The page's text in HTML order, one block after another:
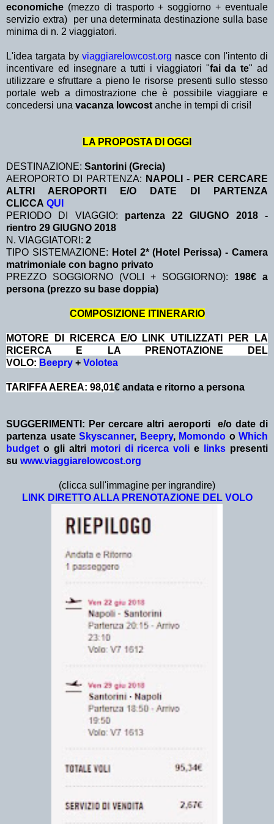
economiche (mezzo di trasporto + soggiorno + eventuale
servizio extra)
per una determinata destinazione sulla base
minima di n. 2 viaggiatori.
L'idea targata by viaggiarelowcost.org nasce con l'intento di
incentivare ed insegnare a tutti i viaggiatori "fai da te" ad
utilizzare e sfruttare a pieno le risorse presenti sullo stesso
portale web a dimostrazione che è possibile viaggiare e
concedersi una vacanza lowcost anche in tempi di crisi!
LA PROPOSTA DI OGGI
DESTINAZIONE: Santorini (Grecia)
AEROPORTO DI PARTENZA: NAPOLI - PER CERCARE
ALTRI AEROPORTI E/O DATE DI PARTENZA
CLICCA QUI
PERIODO DI VIAGGIO: partenza 22 GIUGNO 2018 -
rientro 29 GIUGNO 2018
N. VIAGGIATORI: 2
TIPO SISTEMAZIONE: Hotel 2* (Hotel Perissa) - Camera
matrimoniale con bagno privato
PREZZO SOGGIORNO (VOLI + SOGGIORNO): 198€ a
persona (prezzo su base doppia)
COMPOSIZIONE ITINERARIO
MOTORE DI RICERCA E/O LINK UTILIZZATI PER LA
RICERCA E LA PRENOTAZIONE DEL
VOLO: Beepry + Volotea
TARIFFA AEREA: 98,01€ andata e ritorno a persona
SUGGERIMENTI: Per cercare altri aeroporti e/o date di
partenza usate Skyscanner, Beepry, Momondo o Which
budget o gli altri motori di ricerca voli e links presenti
su www.viaggiarelowcost.org
(clicca sull'immagine per ingrandire)
LINK DIRETTO ALLA PRENOTAZIONE DEL VOLO